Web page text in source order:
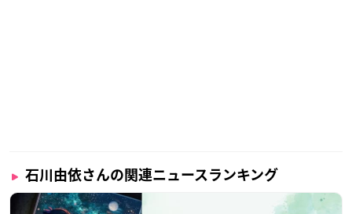
石川由依さんの関連ニュースランキング